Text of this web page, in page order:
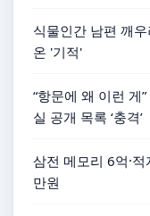
식물인간 남편 깨
온 '기적'
“항문에 왜 이런 게
실 공개 목록 ‘충격’
삼전 메모리 6억·
만원